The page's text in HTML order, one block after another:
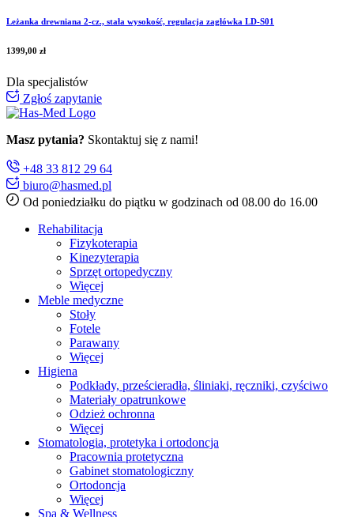
Leżanka drewniana 2-cz., stała wysokość, regulacja zagłówka LD-S01
1399,00 zł
Dla specjalistów
Zgłoś zapytanie
Masz pytania? Skontaktuj się z nami!
+48 33 812 29 64
biuro@hasmed.pl
Od poniedziałku do piątku w godzinach od 08.00 do 16.00
Rehabilitacja
Fizykoterapia
Kinezyterapia
Sprzęt ortopedyczny
Więcej
Meble medyczne
Stoły
Fotele
Parawany
Więcej
Higiena
Podkłady, prześcieradła, śliniaki, ręczniki, czyściwo
Materiały opatrunkowe
Odzież ochronna
Więcej
Stomatologia, protetyka i ortodoncja
Pracownia protetyczna
Gabinet stomatologiczny
Ortodoncja
Więcej
Spa & Wellness